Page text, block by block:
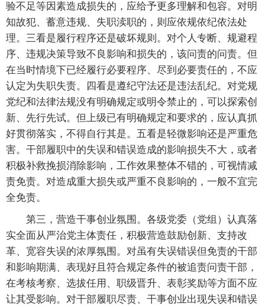
验不足等因素造成损失的，应给予更多理解和包容。对明
知故犯、蓄意违规、失职渎职的，则应依规依纪依法处
理。三看是履行程序还是破坏规则。对个人专断、规避程
序、违规决策导致不良影响和损失的，该问责的问责。但
在当时情境下已经履行必要程序、尽到必要责任的，不应
认定为失职失责。四看是遵纪守法还是违法乱纪。对党规
党纪和法律法规没有明确规定或明令禁止的，可以探索创
新、先行先试。但上级已有明确规定和要求的，应认真抓
好贯彻落实，不得自行其是。五看是轻微影响还是严重危
害。干部履职中的失误和错误造成的影响损失不大，或者
积极补救挽损消除影响，工作效果整体不错的，可视情减
责免责。对造成重大损失或严重不良影响的，一般不宜完
全免责。
第三，营造干事创业氛围。各级党委（党组）认真落
实全面从严治党主体责任，积极营造鼓励创新、支持改
革、宽容失误的浓厚氛围。对虽有失误错误但免责的干部
和影响期满、表现好且符合规定条件的被追责问责干部，
在考核考察、选拔任用、职级晋升、表彰奖励等方面不应
让其受影响。对干部履职尽责、干事创业出现失误和错误